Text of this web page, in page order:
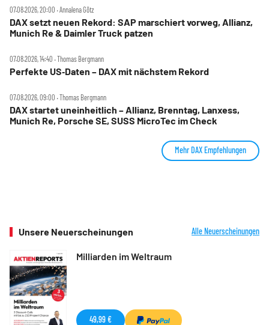
07.08.2026, 20:00 ‧ Annalena Götz
DAX setzt neuen Rekord: SAP marschiert vorweg, Allianz,
Munich Re & Daimler Truck patzen
07.08.2026, 14:40 ‧ Thomas Bergmann
Perfekte US‑Daten – DAX mit nächstem Rekord
07.08.2026, 09:00 ‧ Thomas Bergmann
DAX startet uneinheitlich – Allianz, Brenntag, Lanxess,
Munich Re, Porsche SE, SUSS MicroTec im Check
Mehr DAX Empfehlungen
Unsere Neuerscheinungen Alle Neuerscheinungen
Milliarden im Weltraum
49,99 €